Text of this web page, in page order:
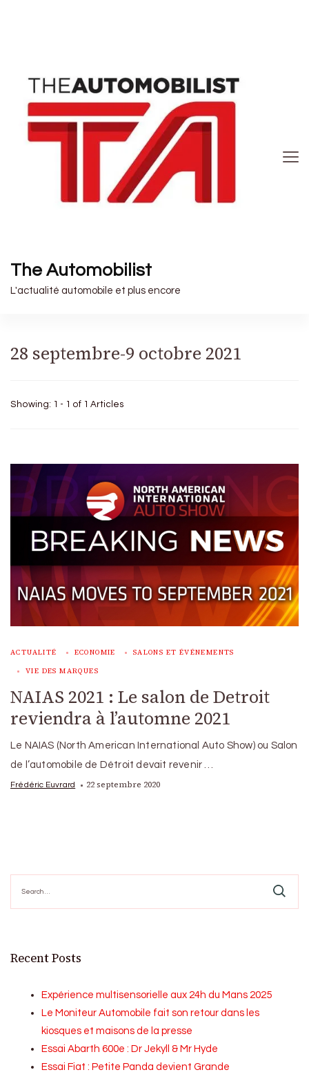
The Automobilist
L'actualité automobile et plus encore
28 septembre-9 octobre 2021
Showing: 1 - 1 of 1 Articles
ACTUALITÉ ECONOMIE SALONS ET ÉVÉNEMENTS
VIE DES MARQUES
NAIAS 2021 : Le salon de Detroit
reviendra à l’automne 2021
Le NAIAS (North American International Auto Show) ou Salon
de l’automobile de Détroit devait revenir …
Frédéric Euvrard 22 septembre 2020
for:
Recent Posts
Expérience multisensorielle aux 24h du Mans 2025
Le Moniteur Automobile fait son retour dans les
kiosques et maisons de la presse
Essai Abarth 600e : Dr Jekyll & Mr Hyde
Essai Fiat : Petite Panda devient Grande